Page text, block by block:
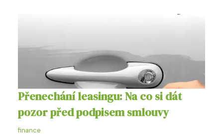
Přenechání leasingu: Na co si dát
pozor před podpisem smlouvy
finance